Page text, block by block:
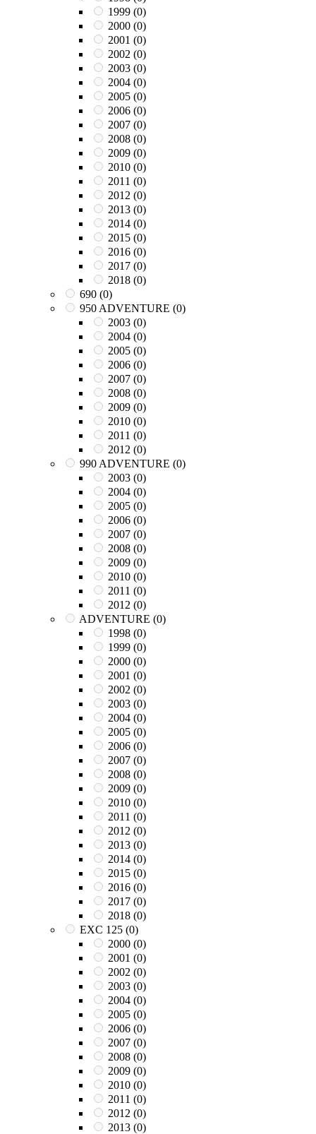
1999 (0)
2000 (0)
2001 (0)
2002 (0)
2003 (0)
2004 (0)
2005 (0)
2006 (0)
2007 (0)
2008 (0)
2009 (0)
2010 (0)
2011 (0)
2012 (0)
2013 (0)
2014 (0)
2015 (0)
2016 (0)
2017 (0)
2018 (0)
690 (0)
950 ADVENTURE (0)
2003 (0)
2004 (0)
2005 (0)
2006 (0)
2007 (0)
2008 (0)
2009 (0)
2010 (0)
2011 (0)
2012 (0)
990 ADVENTURE (0)
2003 (0)
2004 (0)
2005 (0)
2006 (0)
2007 (0)
2008 (0)
2009 (0)
2010 (0)
2011 (0)
2012 (0)
ADVENTURE (0)
1998 (0)
1999 (0)
2000 (0)
2001 (0)
2002 (0)
2003 (0)
2004 (0)
2005 (0)
2006 (0)
2007 (0)
2008 (0)
2009 (0)
2010 (0)
2011 (0)
2012 (0)
2013 (0)
2014 (0)
2015 (0)
2016 (0)
2017 (0)
2018 (0)
EXC 125 (0)
2000 (0)
2001 (0)
2002 (0)
2003 (0)
2004 (0)
2005 (0)
2006 (0)
2007 (0)
2008 (0)
2009 (0)
2010 (0)
2011 (0)
2012 (0)
2013 (0)